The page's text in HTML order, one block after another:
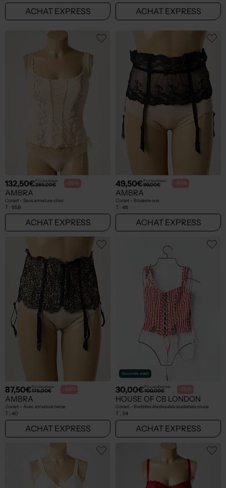
ACHAT EXPRESS ACHAT EXPRESS
132,50€Prix boutique :
265,00€ -50%
AMBRA
Corset - Sans armature chair
T : 95B
ACHAT EXPRESS
49,50€Prix boutique :
99,00€ -50%
AMBRA
Corset - Broderie noir
T : 46
ACHAT EXPRESS
87,50€Prix boutique :
175,00€ -50%
AMBRA
Corset - Avec armature beige
T : 40
ACHAT EXPRESS
Seconde main
30,00€Prix neuf estimé :
100,00€ -70%
HOUSE OF CB LONDON
Corset - Bretelles élastiquées ajustables rouge
T : 34
ACHAT EXPRESS